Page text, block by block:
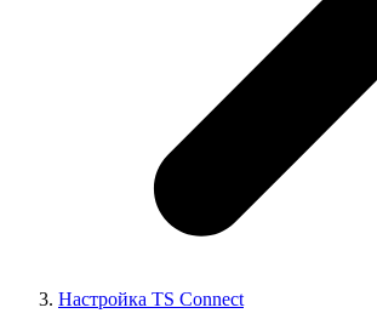
Настройка TS Connect